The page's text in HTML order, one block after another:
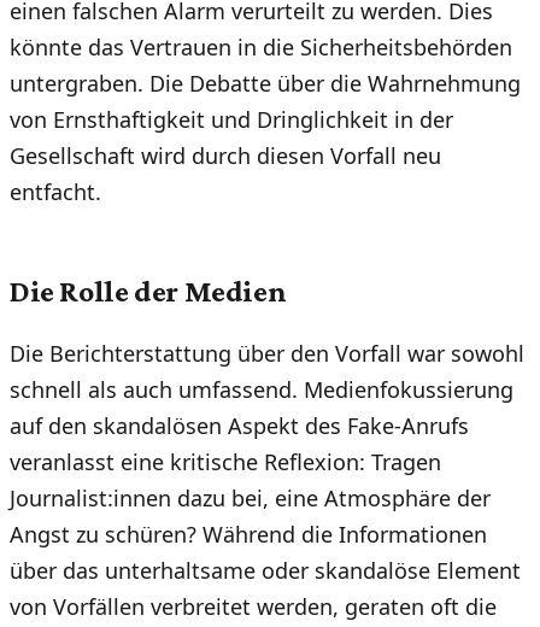
einen falschen Alarm verurteilt zu werden. Dies
könnte das Vertrauen in die Sicherheitsbehörden
untergraben. Die Debatte über die Wahrnehmung
von Ernsthaftigkeit und Dringlichkeit in der
Gesellschaft wird durch diesen Vorfall neu
entfacht.
Die Rolle der Medien
Die Berichterstattung über den Vorfall war sowohl
schnell als auch umfassend. Medienfokussierung
auf den skandalösen Aspekt des Fake-Anrufs
veranlasst eine kritische Reflexion: Tragen
Journalist:innen dazu bei, eine Atmosphäre der
Angst zu schüren? Während die Informationen
über das unterhaltsame oder skandalöse Element
von Vorfällen verbreitet werden, geraten oft die